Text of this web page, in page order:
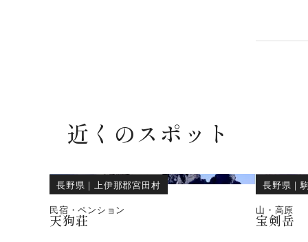
近くのスポット
長野県 ｜
上伊那郡宮田村
民宿・ペンション
天狗荘
長野県 ｜
山・高原
宝剣岳